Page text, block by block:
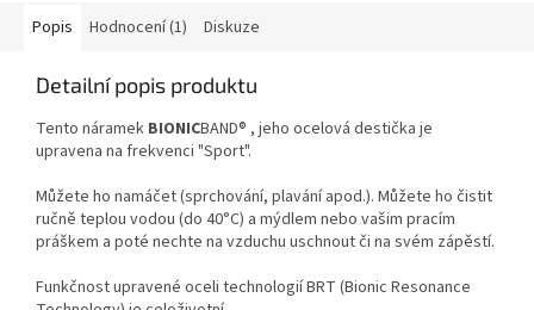
Popis Hodnocení (1) Diskuze
Detailní popis produktu
Tento náramek BIONICBAND® , jeho ocelová destička je
upravena na frekvenci "Sport".
Můžete ho namáčet (sprchování, plavání apod.). Můžete ho čistit
ručně teplou vodou (do 40°C) a mýdlem nebo vašim pracím
práškem a poté nechte na vzduchu uschnout či na svém zápěstí.
Funkčnost upravené oceli technologií BRT (Bionic Resonance